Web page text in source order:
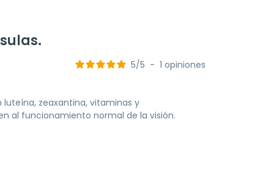
5/5 - 1 opiniones
zeaxantina, vitaminas y
al funcionamiento normal de la visión.